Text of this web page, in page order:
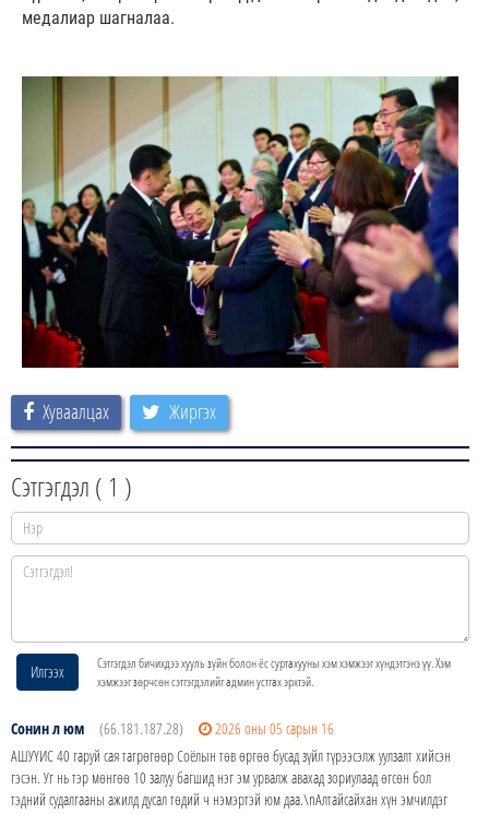
медалиар шагналаа.
Хуваалцах Жиргэх
Сэтгэгдэл ( 1 )
Илгээх
Сэтгэгдэл бичихдээ хууль зүйн болон ёс суртахууны хэм хэмжээг хүндэтгэнэ үү. Хэм
хэмжээг зөрчсөн сэтгэгдэлийг админ устгах эрхтэй.
Сонин л юм (66.181.187.28)
2026 оны 05 сарын 16
АШУҮИС 40 гаруй сая тагрөгөөр Соёлын төв өргөө бусад зүйл түрээсэлж уулзалт хийсэн
гэсэн. Уг нь тэр мөнгөө 10 залуу багшид нэг эм урвалж авахад зориулаад өгсөн бол
тэдний судалгааны ажилд дусал төдий ч нэмэртэй юм даа.\nАлтайсайхан хүн эмчилдэг